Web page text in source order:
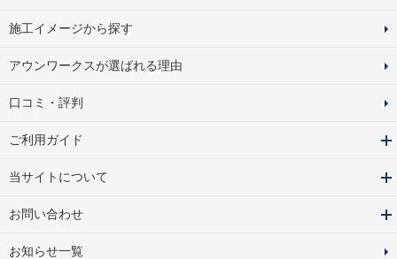
施工イメージから探す
アウンワークスが選ばれる理由
口コミ・評判
ご利用ガイド
当サイトについて
お問い合わせ
お知らせ一覧